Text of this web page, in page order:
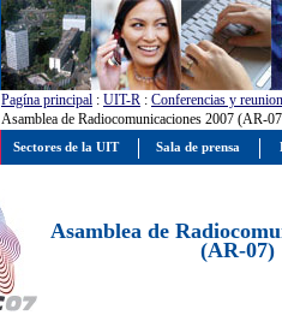
Pagína principal : UIT-R : Conferencias y
Asamblea de Radiocomunicaciones 2007 (AR-
Asamblea de
(AR-07)
Sectores de la UIT Sala de prensa